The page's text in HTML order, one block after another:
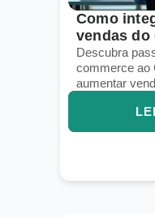
Como
vendas do
Google
Descubra
commerce ao
aumentar